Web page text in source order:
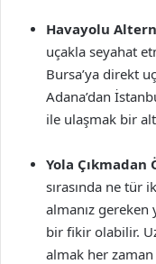
Havayolu
uçakla seyahat
Bursa’ya direkt
Adana’dan
ile ulaşmak bir
Yola Çıkmadan
sırasında ne tür
almanız
bir fikir olabilir.
almak her zaman